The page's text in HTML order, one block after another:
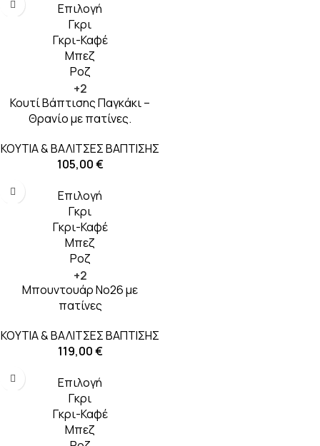
Επιλογή
Γκρι
Γκρι-Καφέ
Μπεζ
Ροζ
+2
Κουτί Βάπτισης Παγκάκι –
Θρανίο με πατίνες.
ΚΟΥΤΙΑ & ΒΑΛΙΤΣΕΣ ΒΑΠΤΙΣΗΣ
105,00€
Επιλογή
Γκρι
Γκρι-Καφέ
Μπεζ
Ροζ
+2
Μπουντουάρ Νο26 με
πατίνες
ΚΟΥΤΙΑ & ΒΑΛΙΤΣΕΣ ΒΑΠΤΙΣΗΣ
119,00€
Επιλογή
Γκρι
Γκρι-Καφέ
Μπεζ